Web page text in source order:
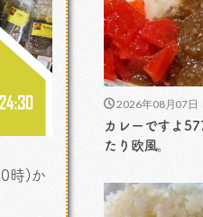
時)か
2026年08月07日
カレーですよ
たり欧風。